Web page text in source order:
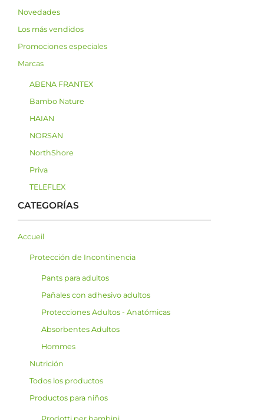
Novedades
Los más vendidos
Promociones especiales
Marcas
ABENA FRANTEX
Bambo Nature
HAIAN
NORSAN
NorthShore
Priva
TELEFLEX
CATEGORÍAS
Accueil
Protección de Incontinencia
Pants para adultos
Pañales con adhesivo adultos
Protecciones Adultos - Anatómicas
Absorbentes Adultos
Hommes
Nutrición
Todos los productos
Productos para niños